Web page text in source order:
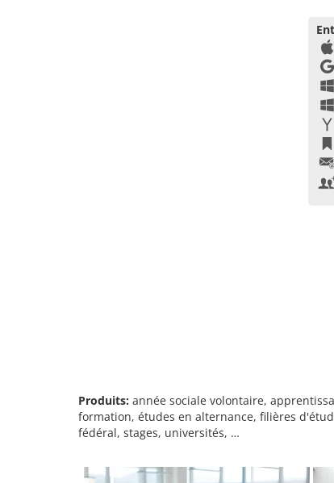
Produits: année sociale volontaire,
formation, études en alternance, filières
fédéral, stages, universités, …